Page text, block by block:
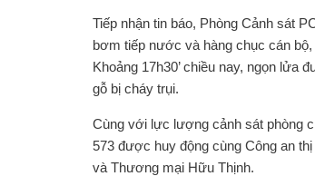
Tiếp nhận tin báo, Phòng Cảnh sát
bơm tiếp nước và hàng chục cán
Khoảng 17h30’ chiều nay, ngọn lửa
gỗ bị cháy trụi.
Cùng với lực lượng cảnh sát phòng
573 được huy động cùng Công an
và Thương mại Hữu Thịnh.